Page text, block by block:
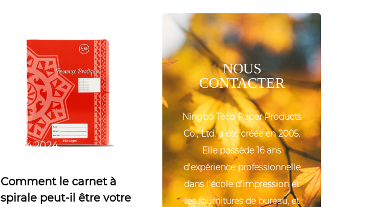
Oct 24,2024
Comment le carnet à
spirale peut-il être votre
NOUS
CONTACTER
Ningbo Teco Paper Products
Co., Ltd. a été créée en 2005.
Elle possède 16 ans
d'expérience professionnelle
dans l'école d'impression et
les fournitures de bureau, et